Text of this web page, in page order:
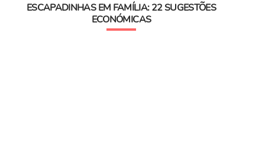
ESCAPADINHAS EM FAMÍLIA: 22 SUGESTÕES
ECONÓMICAS